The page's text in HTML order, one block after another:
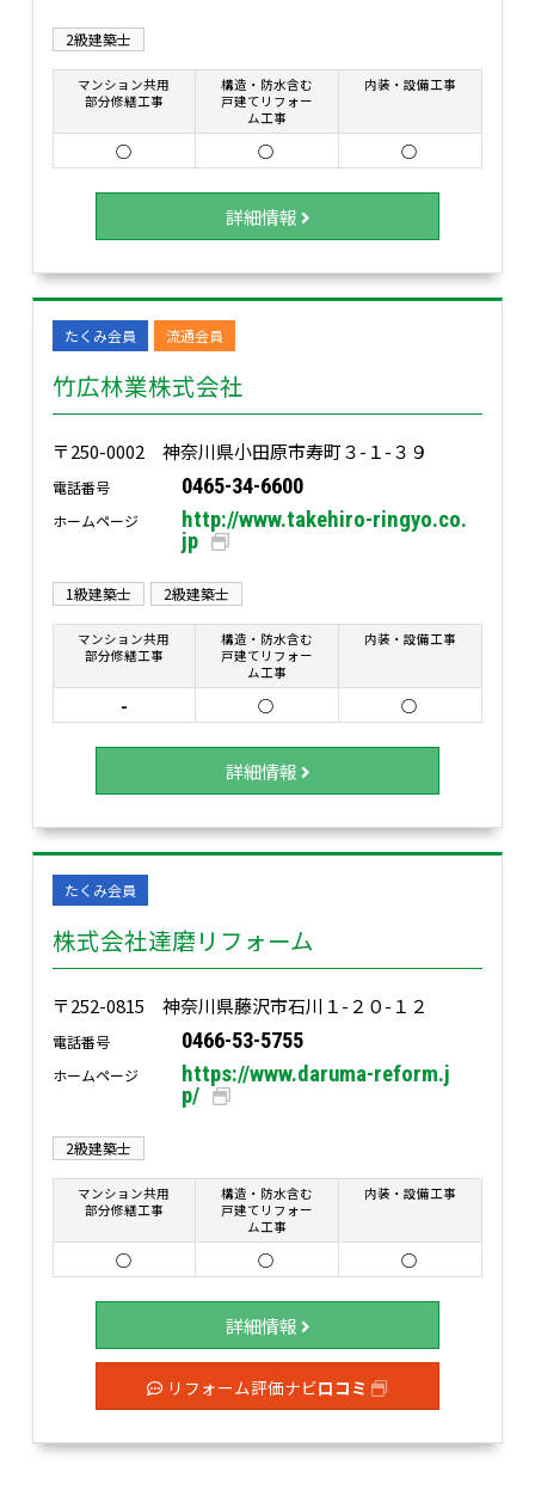
2級建築士
マンション共用
部分修繕工事
構造・防水含む
戸建てリフォー
ム工事
内装・設備工事
○ ○ ○
詳細情報
竹広林業株式会社
たくみ会員 流通会員
〒250-0002 神奈川県小田原市寿町３-１-３９
電話番号 0465-34-6600
ホームページ
http://www.takehiro-ringyo.co.
jp
1級建築士 2級建築士
マンション共用
部分修繕工事
構造・防水含む
戸建てリフォー
ム工事
内装・設備工事
- ○ ○
詳細情報
株式会社達磨リフォーム
たくみ会員
〒252-0815 神奈川県藤沢市石川１-２０-１２
電話番号 0466-53-5755
ホームページ
https://www.daruma-reform.j
p/
2級建築士
マンション共用
部分修繕工事
構造・防水含む
戸建てリフォー
ム工事
内装・設備工事
○ ○ ○
詳細情報
リフォーム評価ナビ口コミ